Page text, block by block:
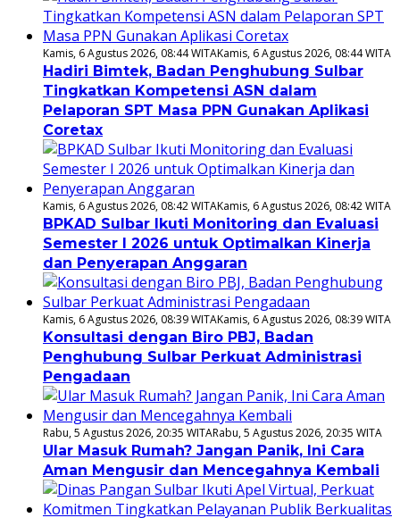
Kamis, 6 Agustus 2026, 08:44 WITAKamis, 6 Agustus 2026, 08:44 WITA
Hadiri Bimtek, Badan Penghubung Sulbar
Tingkatkan Kompetensi ASN dalam
Pelaporan SPT Masa PPN Gunakan Aplikasi
Coretax
Kamis, 6 Agustus 2026, 08:42 WITAKamis, 6 Agustus 2026, 08:42 WITA
BPKAD Sulbar Ikuti Monitoring dan Evaluasi
Semester I 2026 untuk Optimalkan Kinerja
dan Penyerapan Anggaran
Kamis, 6 Agustus 2026, 08:39 WITAKamis, 6 Agustus 2026, 08:39 WITA
Konsultasi dengan Biro PBJ, Badan
Penghubung Sulbar Perkuat Administrasi
Pengadaan
Rabu, 5 Agustus 2026, 20:35 WITARabu, 5 Agustus 2026, 20:35 WITA
Ular Masuk Rumah? Jangan Panik, Ini Cara
Aman Mengusir dan Mencegahnya Kembali